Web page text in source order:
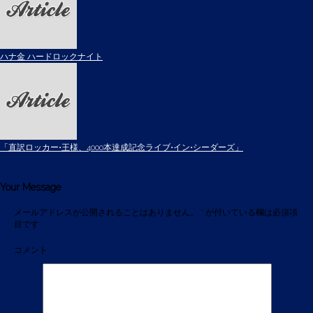
ハナ金 ハードロックナイト
「直訳ロッカー•王様、4000本達成記念ライブ•イン•シーダーズ」
Your Message
メールアドレスが公開されることはありません。 * が付いている欄は必須項
目です
コメント